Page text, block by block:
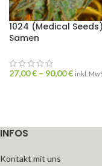
1024 (Medical
Samen
27,00€ – 90,00€ inkl.
INFOS
Kontakt mit uns